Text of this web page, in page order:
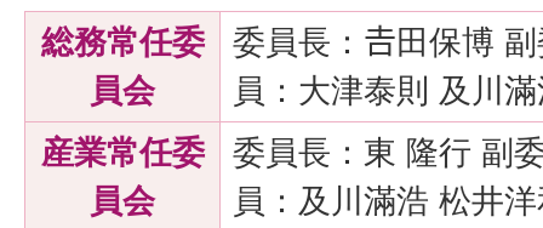
総務常任委
員会
委員長：𠮷田保博
員：大津泰則 及川
産業常任委
員会
委員長：東 隆行 副
員：及川滿浩 松井